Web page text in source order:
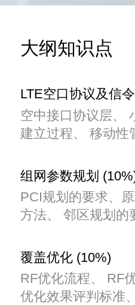
大纲知识点
LTE空口协议及信
空中接口协议层、
建立过程、 移动性
组网参数规划
PCI规划的要求、
方法、 邻区规划的
覆盖优化 (10%)
RF优化流程、 RF
优化效果评判标准